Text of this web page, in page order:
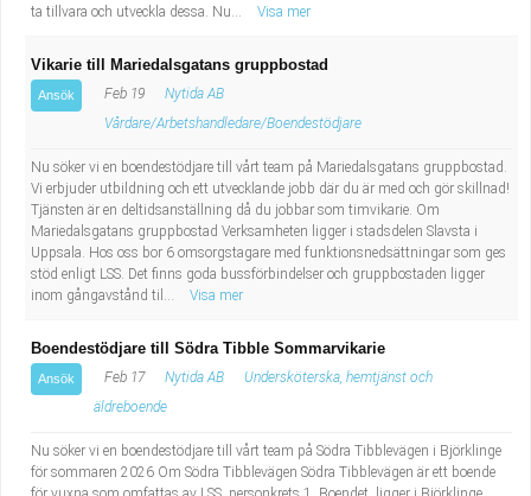
Administrativ assistent
Lärare i gymnasiet
ta tillvara och utveckla dessa. Nu...
Visa mer
Vikarie till Mariedalsgatans gruppbostad
Ansök Feb 19
Nytida AB
Vårdare/Arbetshandledare/Boendestödjare
Nu söker vi en boendestödjare till vårt team på Mariedalsgatans gruppbostad.
Vi erbjuder utbildning och ett utvecklande jobb där du är med och gör skillnad!
Tjänsten är en deltidsanställning då du jobbar som timvikarie. Om
Mariedalsgatans gruppbostad Verksamheten ligger i stadsdelen Slavsta i
Uppsala. Hos oss bor 6 omsorgstagare med funktionsnedsättningar som ges
stöd enligt LSS. Det finns goda bussförbindelser och gruppbostaden ligger
inom gångavstånd til...
Visa mer
Boendestödjare till Södra Tibble Sommarvikarie
Ansök Feb 17 Nytida AB
Undersköterska, hemtjänst och
äldreboende
Nu söker vi en boendestödjare till vårt team på Södra Tibblevägen i Björklinge
för sommaren 2026 Om Södra Tibblevägen Södra Tibblevägen är ett boende